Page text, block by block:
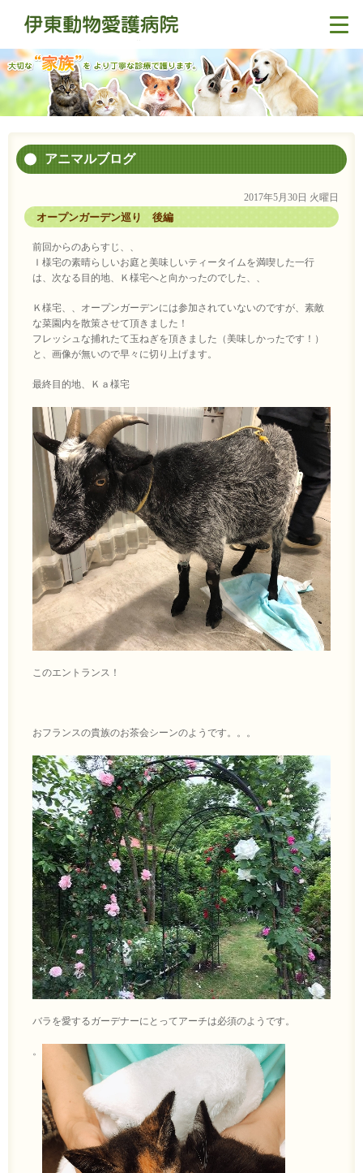
アニマルブログ
2017年5月30日 火曜日
オープンガーデン巡り 後編
前回からのあらすじ、、
Ｉ様宅の素晴らしいお庭と美味しいティータイムを満喫した一行
は、次なる目的地、Ｋ様宅へと向かったのでした、、
Ｋ様宅、、オープンガーデンには参加されていないのですが、素敵
な菜園内を散策させて頂きました！
フレッシュな捕れたて玉ねぎを頂きました（美味しかったです！）
と、画像が無いので早々に切り上げます。
最終目的地、Ｋａ様宅
このエントランス！
おフランスの貴族のお茶会シーンのようです。。。
バラを愛するガーデナーにとってアーチは必須のようです。
。